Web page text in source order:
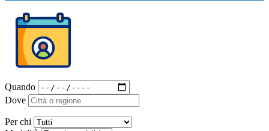
Quando
Dove
Per chi